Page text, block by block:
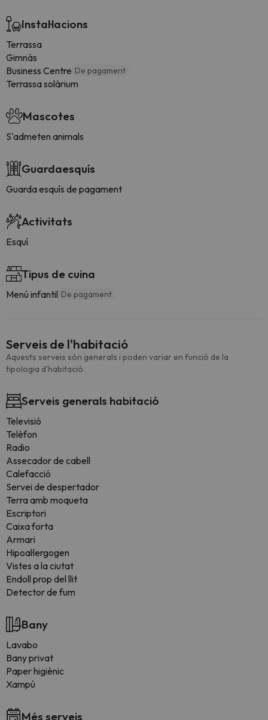
Instal·lacions
Terrassa
Gimnàs
Business Centre De pagament
Terrassa solàrium
Mascotes
S'admeten animals
Guardaesquís
Guarda esquís de pagament
Activitats
Esquí
Tipus de cuina
Menú infantil De pagament
Serveis de l'habitació
Aquests serveis són generals i poden variar en funció de la
tipologia d'habitació.
Serveis generals habitació
Televisió
Telèfon
Radio
Assecador de cabell
Calefacció
Servei de despertador
Terra amb moqueta
Escriptori
Caixa forta
Armari
Hipoal·lergogen
Vistes a la ciutat
Endoll prop del llit
Detector de fum
Bany
Lavabo
Bany privat
Paper higiènic
Xampú
Més serveis